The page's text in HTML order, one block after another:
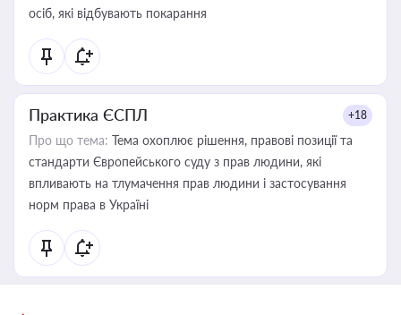
осіб, які відбувають покарання
Практика ЄСПЛ +18
Про що тема: Тема охоплює рішення, правові позиції та
стандарти Європейського суду з прав людини, які
впливають на тлумачення прав людини і застосування
норм права в Україні